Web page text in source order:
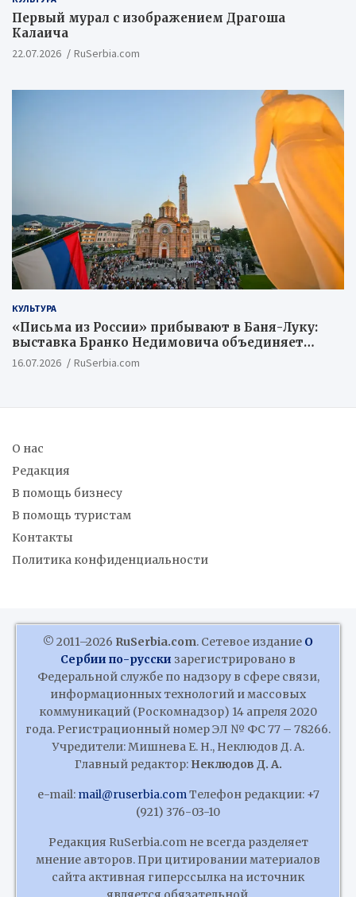
Первый мурал с изображением Драгоша
Калаича
22.07.2026 RuSerbia.com
КУЛЬТУРА
«Письма из России» прибывают в Баня-Луку:
выставка Бранко Недимовича объединяет
шестерых художников из Российской
Федерации
16.07.2026 RuSerbia.com
О нас
Редакция
В помощь бизнесу
В помощь туристам
Контакты
Политика конфиденциальности
© 2011–2026 RuSerbia.com. Сетевое издание О
Сербии по-русски зарегистрировано в
Федеральной службе по надзору в сфере связи,
информационных технологий и массовых
коммуникаций (Роскомнадзор) 14 апреля 2020
года. Регистрационный номер ЭЛ № ФС 77 – 78266.
Учредители: Мишнева Е. Н., Неклюдов Д. А.
Главный редактор: Неклюдов Д. А.
e-mail: mail@ruserbia.com Телефон редакции: +7
(921) 376-03-10
Редакция RuSerbia.com не всегда разделяет
мнение авторов. При цитировании материалов
сайта активная гиперссылка на источник